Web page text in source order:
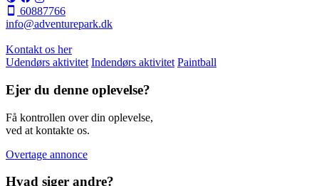
60887766
info@adventurepark.dk
Kontakt os her
Udendørs aktivitet Indendørs aktivitet Paintball
Ejer du denne oplevelse?
Få kontrollen over din oplevelse,
ved at kontakte os.
Overtage annonce
Hvad siger andre?